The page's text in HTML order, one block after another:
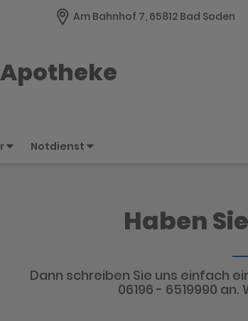
Am Bahnhof 7, 65812 Bad Soden
Notdienst
Haben
Dann schreiben Sie uns einfach
06196 - 6519990